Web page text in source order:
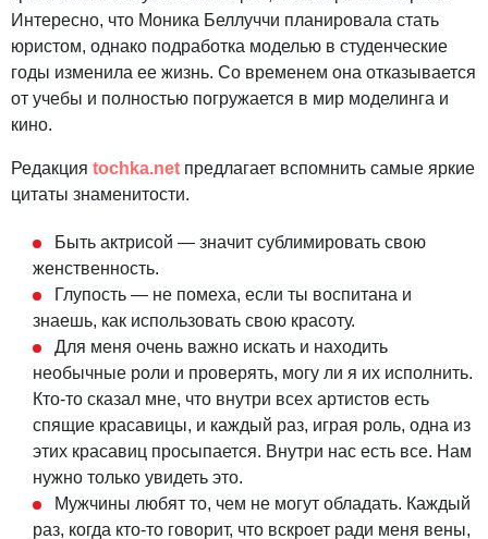
Интересно, что Моника Беллуччи планировала стать
юристом, однако подработка моделью в студенческие
годы изменила ее жизнь. Со временем она отказывается
от учебы и полностью погружается в мир моделинга и
кино.
Редакция tochka.net предлагает вспомнить самые яркие
цитаты знаменитости.
Быть актрисой — значит сублимировать свою
женственность.
Глупость — не помеха, если ты воспитана и
знаешь, как использовать свою красоту.
Для меня очень важно искать и находить
необычные роли и проверять, могу ли я их исполнить.
Кто-то сказал мне, что внутри всех артистов есть
спящие красавицы, и каждый раз, играя роль, одна из
этих красавиц просыпается. Внутри нас есть все. Нам
нужно только увидеть это.
Мужчины любят то, чем не могут обладать. Каждый
раз, когда кто-то говорит, что вскроет ради меня вены,